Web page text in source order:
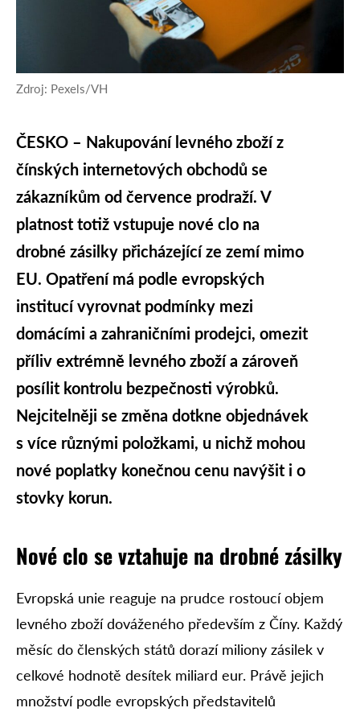
Zdroj: Pexels/VH
ČESKO – Nakupování levného zboží z
čínských internetových obchodů se
zákazníkům od července prodraží. V
platnost totiž vstupuje nové clo na
drobné zásilky přicházející ze zemí mimo
EU. Opatření má podle evropských
institucí vyrovnat podmínky mezi
domácími a zahraničními prodejci, omezit
příliv extrémně levného zboží a zároveň
posílit kontrolu bezpečnosti výrobků.
Nejcitelněji se změna dotkne objednávek
s více různými položkami, u nichž mohou
nové poplatky konečnou cenu navýšit i o
stovky korun.
Nové clo se vztahuje na drobné zásilky
Evropská unie reaguje na prudce rostoucí objem
levného zboží dováženého především z Číny. Každý
měsíc do členských států dorazí miliony zásilek v
celkové hodnotě desítek miliard eur. Právě jejich
množství podle evropských představitelů